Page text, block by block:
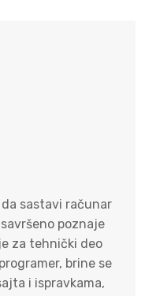
sastavi računar
poznaje
za tehnički deo
brine se
i ispravkama,